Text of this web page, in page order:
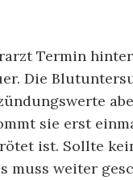
Termin
Die
sie erst
ist. Sollte
muss weiter